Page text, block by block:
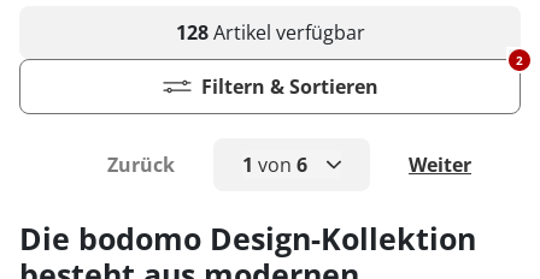
128Artikel verfügbar
Zurück 1 von 6
2
Weiter
Filtern & Sortieren
2
Die bodomo Design-Kollektion